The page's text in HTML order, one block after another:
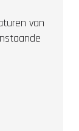
van